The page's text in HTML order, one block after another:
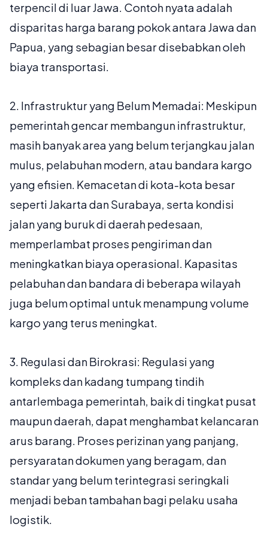
terpencil di luar Jawa. Contoh nyata adalah
disparitas harga barang pokok antara Jawa dan
Papua, yang sebagian besar disebabkan oleh
biaya transportasi.
2. Infrastruktur yang Belum Memadai: Meskipun
pemerintah gencar membangun infrastruktur,
masih banyak area yang belum terjangkau jalan
mulus, pelabuhan modern, atau bandara kargo
yang efisien. Kemacetan di kota-kota besar
seperti Jakarta dan Surabaya, serta kondisi
jalan yang buruk di daerah pedesaan,
memperlambat proses pengiriman dan
meningkatkan biaya operasional. Kapasitas
pelabuhan dan bandara di beberapa wilayah
juga belum optimal untuk menampung volume
kargo yang terus meningkat.
3. Regulasi dan Birokrasi: Regulasi yang
kompleks dan kadang tumpang tindih
antarlembaga pemerintah, baik di tingkat pusat
maupun daerah, dapat menghambat kelancaran
arus barang. Proses perizinan yang panjang,
persyaratan dokumen yang beragam, dan
standar yang belum terintegrasi seringkali
menjadi beban tambahan bagi pelaku usaha
logistik.